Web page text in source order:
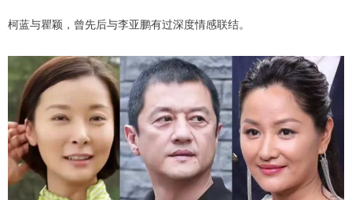
柯蓝与瞿颖，曾先后与李亚鹏有过深度情感联结。